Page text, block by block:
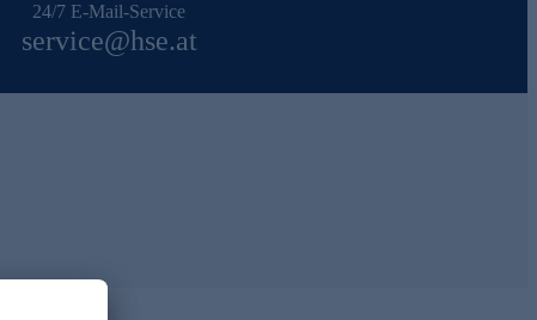
24/7 E-Mail-Service
service@hse.at